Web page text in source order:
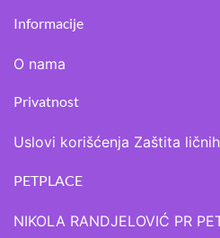
Informacije
O nama
Privatnost
Uslovi korišćenja Zaštita
PETPLACE
NIKOLA RANDJELOVIĆ PR